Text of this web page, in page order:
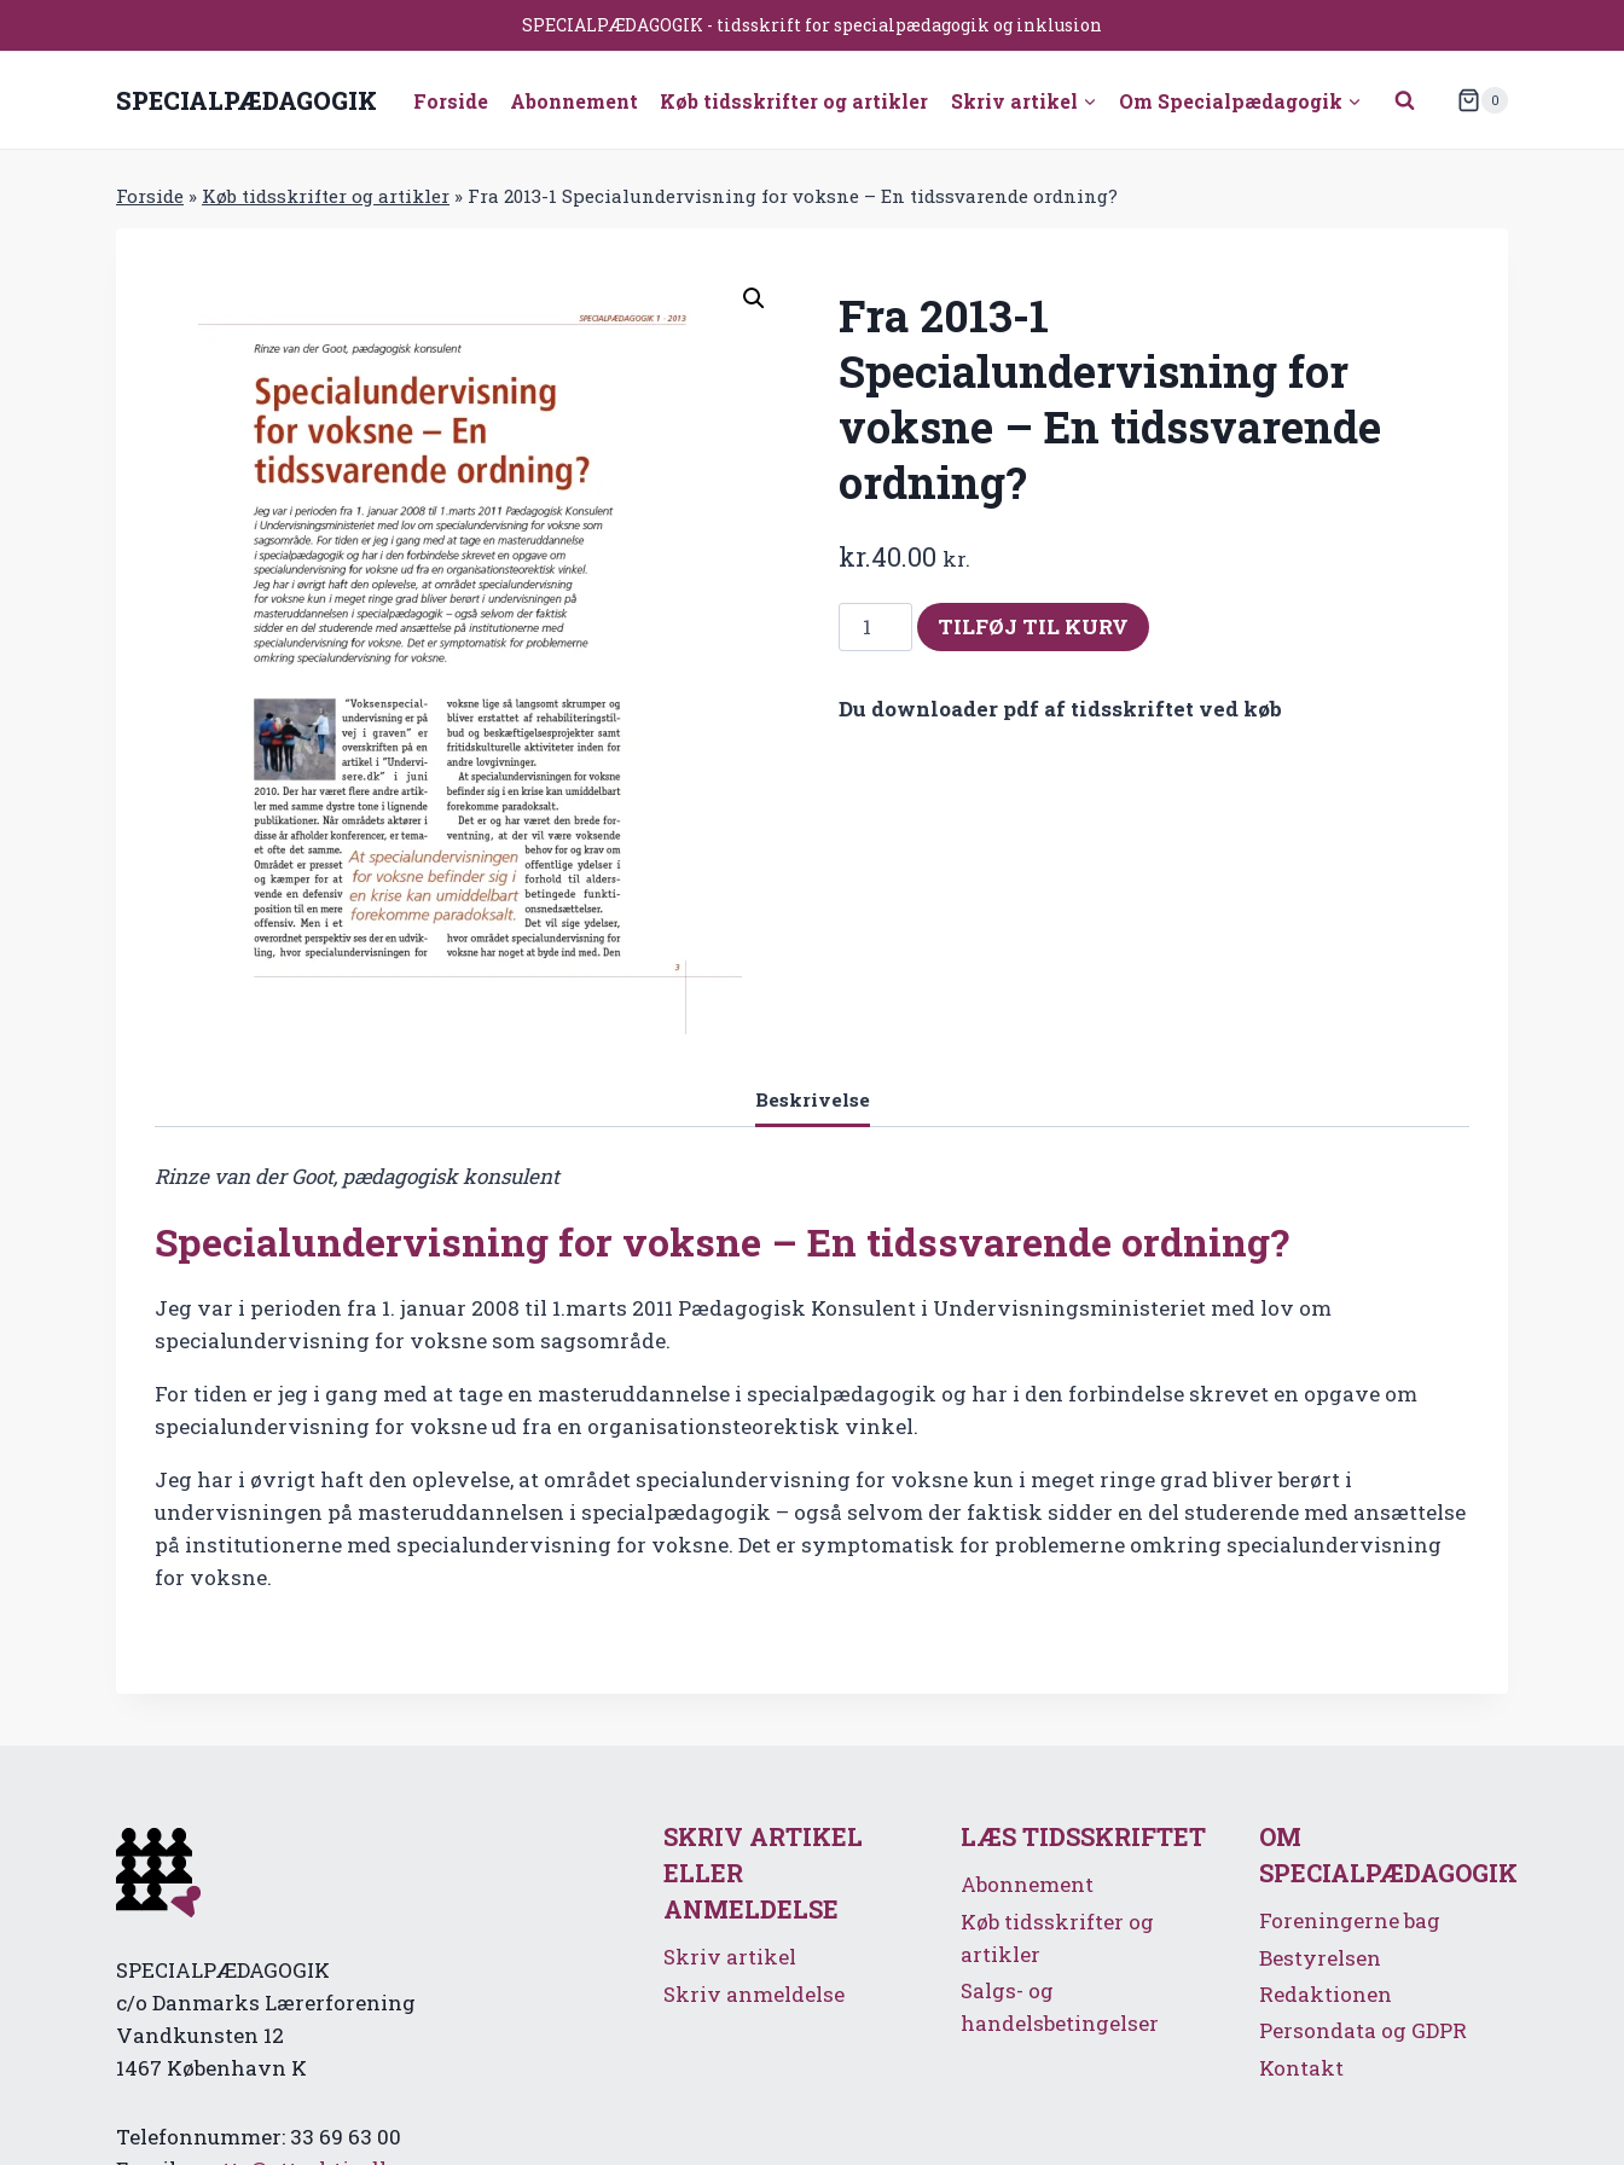
til
SPECIALPÆDAGOGIK - tidsskrift for specialpædagogik og inklusion
SPECIALPÆDAGOGIK Forside Abonnement Køb tidsskrifter og artikler Skriv artikel Om Specialpædagogik 0
Forside » Køb tidsskrifter og artikler » Fra 2013-1 Specialundervisning for voksne – En tidssvarende ordning?
Fra 2013-1
Specialundervisning for
voksne – En tidssvarende
ordning?
kr.40.00 kr.
Fra
2013-
Specialundervisning
TILFØJ TIL KURV
Du downloader pdf af tidsskriftet ved køb
Beskrivelse
Rinze van der Goot, pædagogisk konsulent
Specialundervisning for voksne – En tidssvarende ordning?
Jeg var i perioden fra 1. januar 2008 til 1.marts 2011 Pædagogisk Konsulent i Undervisningsministeriet med lov om
specialundervisning for voksne som sagsområde.
For tiden er jeg i gang med at tage en masteruddannelse i specialpædagogik og har i den forbindelse skrevet en opgave om
specialundervisning for voksne ud fra en organisationsteorektisk vinkel.
Jeg har i øvrigt haft den oplevelse, at området specialundervisning for voksne kun i meget ringe grad bliver berørt i
undervisningen på masteruddannelsen i specialpædagogik – også selvom der faktisk sidder en del studerende med ansættelse
på institutionerne med specialundervisning for voksne. Det er symptomatisk for problemerne omkring specialundervisning
for voksne.
SPECIALPÆDAGOGIK
c/o Danmarks Lærerforening
Vandkunsten 12
1467 København K
Telefonnummer: 33 69 63 00
SKRIV ARTIKEL
ELLER
ANMELDELSE
Skriv artikel
Skriv anmeldelse
LÆS TIDSSKRIFTET
Abonnement
Køb tidsskrifter og
artikler
Salgs- og
handelsbetingelser
OM
SPECIALPÆDAGOGIK
Foreningerne bag
Bestyrelsen
Redaktionen
Persondata og GDPR
Kontakt